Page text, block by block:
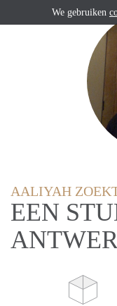
AALIYAH
EEN
We gebruiken